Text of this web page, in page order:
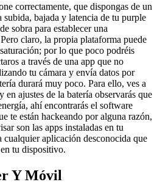
correctamente, que dispongas de un
subida, bajada y latencia de tu purple
sobra para establecer una
claro, la propia plataforma puede
por lo que poco podréis
a través de una app que no
tu cámara y envía datos por
durará muy poco. Para ello, ves a
ajustes de la batería observarás que
ahí encontrarás el software
te están hackeando por alguna razón,
son las apps instaladas en tu
cualquier aplicación desconocida que
tu dispositivo.
Y Móvil